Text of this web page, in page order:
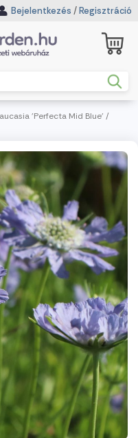
Bejelentkezés /Regisztráció
'Perfecta Mid Blue' /